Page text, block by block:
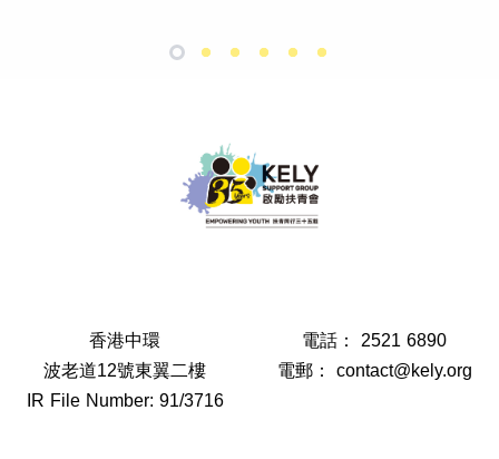
香港中環
波老道12號東翼二樓
IR File Number: 91/3716
電話： 2521 6890
電郵： contact@kely.org